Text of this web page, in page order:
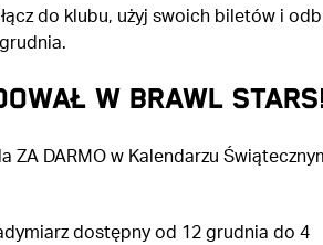
do klubu, użyj swoich biletów i
W BRAWL
ZA DARMO w Kalendarzu
dostępny od 12 grudnia do 4